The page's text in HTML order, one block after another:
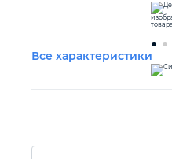
Столярный
Все характеристики